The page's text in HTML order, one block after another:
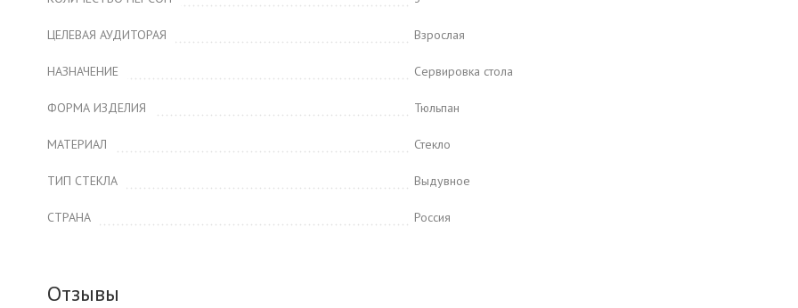
ЦЕЛЕВАЯ АУДИТОРАЯ Взрослая
НАЗНАЧЕНИЕ Сервировка стола
ФОРМА ИЗДЕЛИЯ Тюльпан
МАТЕРИАЛ Стекло
ТИП СТЕКЛА Выдувное
СТРАНА Россия
Отзывы